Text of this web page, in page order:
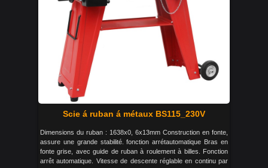
Scie á ruban á métaux BS115_230V
Dimensions du ruban : 1638x0, 6x13mm Construction en fonte,
assure une grande stabilité. fonction arrétautomatique Bras en
fonte grise, avec guide de ruban à roulement à billes. Fonction
arrêt automatique. Vitesse de descente réglable en continu par